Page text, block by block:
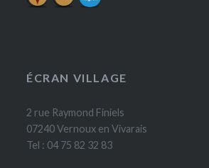
ÉCRAN VILLAGE
2 rue Raymond Finiels
07240 Vernoux en Vivarais
Tel : 04 75 82 32 83